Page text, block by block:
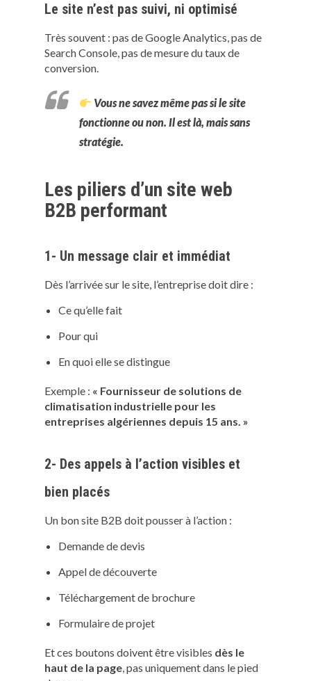
Le site n’est pas suivi, ni optimisé
Très souvent : pas de Google Analytics, pas de
Search Console, pas de mesure du taux de
conversion.
Vous ne savez même pas si le site
fonctionne ou non. Il est là, mais sans
stratégie.
Les piliers d’un site web
B2B performant
1- Un message clair et immédiat
Dès l’arrivée sur le site, l’entreprise doit dire :
Ce qu’elle fait
Pour qui
En quoi elle se distingue
Exemple : « Fournisseur de solutions de
climatisation industrielle pour les
entreprises algériennes depuis 15 ans. »
2- Des appels à l’action visibles et
bien placés
Un bon site B2B doit pousser à l’action :
Demande de devis
Appel de découverte
Téléchargement de brochure
Formulaire de projet
Et ces boutons doivent être visibles dès le
haut de la page, pas uniquement dans le pied